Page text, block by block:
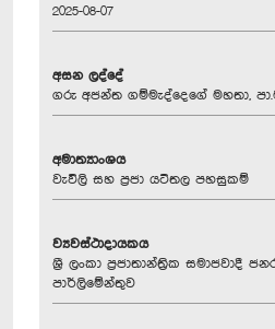
2025-08-07
අසන ලද්දේ
ගරු අජන්ත ගම්මැද්දෙගේ මහතා,
අමාත්‍යාංශය
වැවිලි සහ ප්‍රජා යටිතල පහසුකම්
ව්‍යවස්ථාදායකය
ශ්‍රී ලංකා ප්‍රජාතාන්ත්‍රික සමාජවාදී
පාර්ලිමේන්තුව